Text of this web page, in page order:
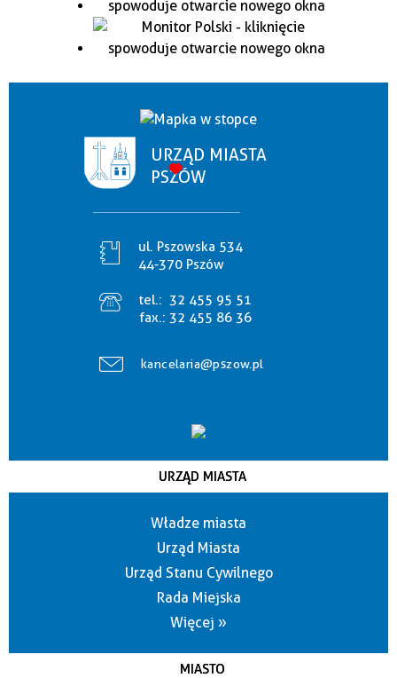
URZĄD MIASTA
PSZÓW
ul. Pszowska 534
44-370 Pszów
tel.: 32 455 95 51
fax.: 32 455 86 36
kancelaria@pszow.pl
URZĄD MIASTA
Władze miasta
Urząd Miasta
Urząd Stanu Cywilnego
Rada Miejska
Więcej »
MIASTO